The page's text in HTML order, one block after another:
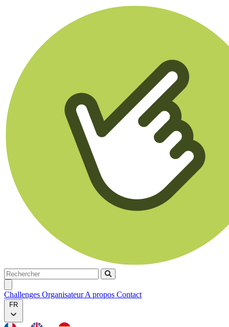
Rechercher
Rechercher
Challenges OrganisateurA propos Contact
FR